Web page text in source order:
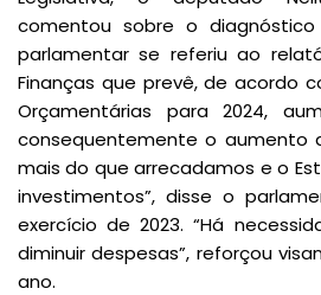
comentou sobre o
parlamentar se referiu ao
Finanças que prevê, de acordo
Orçamentárias para 2024,
consequentemente o aumento
mais do que arrecadamos e o
investimentos”, disse o
exercício de 2023. “Há
diminuir despesas”, reforçou
ano.